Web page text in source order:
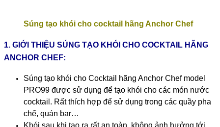
Súng tạo khói cho cocktail hãng Anchor Chef
1. GIỚI THIỆU SÚNG TẠO KHÓI CHO COCKTAIL HÃNG
ANCHOR CHEF:
Súng tạo khói cho Cocktail hãng Anchor Chef model
PRO99 được sử dụng để tạo khói cho các món nước
cocktail. Rất thích hợp để sử dụng trong các quầy pha
chế, quán bar…
Khói sau khi tạo ra rất an toàn, không ảnh hưởng tới